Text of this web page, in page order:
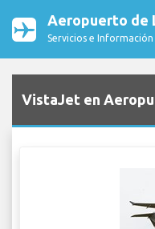
Aeropuerto de
Servicios e
VistaJet en